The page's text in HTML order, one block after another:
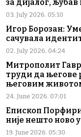
за дијалог,
03. July 2026. 05:10
Игор Борозан:
сачувала
02. July 2026. 04:24
Митрополит
труди да његове
његовим
24. June 2026. 07:01
Епископ
није нешто ново
19. June 2026. 05:30